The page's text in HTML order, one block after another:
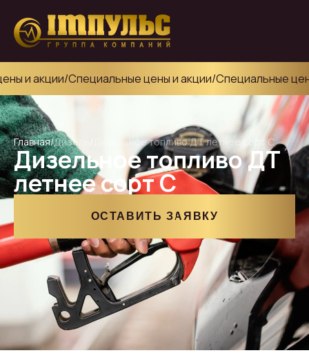
и акции/Специальные цены и акции/Специальные
Главная/Дизель / Дизельное топливо ДТ летнее сорт С
Дизельное топливо ДТ
летнее сорт С
ОСТАВИТЬ ЗАЯВКУ